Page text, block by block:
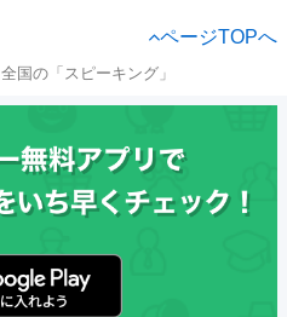
ページTOPへ
全国の「スピーキング」